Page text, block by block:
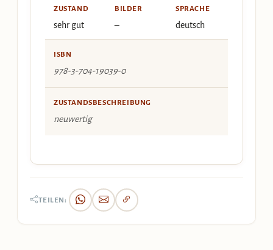
ZUSTAND
sehr gut
BILDER
–
SPRACHE
deutsch
ISBN
978-3-704-19039-0
ZUSTANDSBESCHREIBUNG
neuwertig
TEILEN: